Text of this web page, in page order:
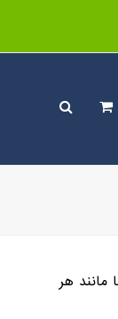
مانند هر